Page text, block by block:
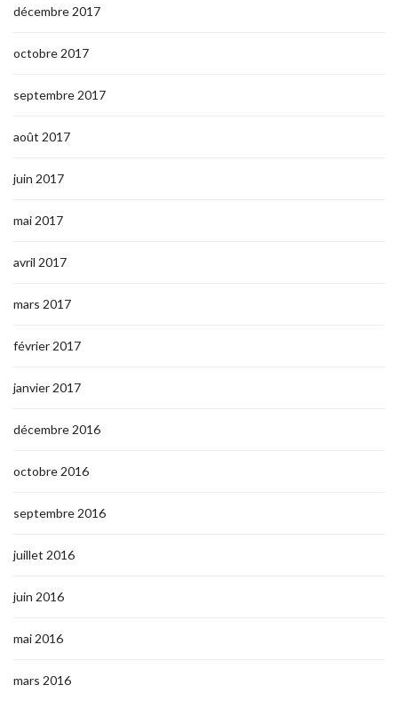
décembre 2017
octobre 2017
septembre 2017
août 2017
juin 2017
mai 2017
avril 2017
mars 2017
février 2017
janvier 2017
décembre 2016
octobre 2016
septembre 2016
juillet 2016
juin 2016
mai 2016
mars 2016